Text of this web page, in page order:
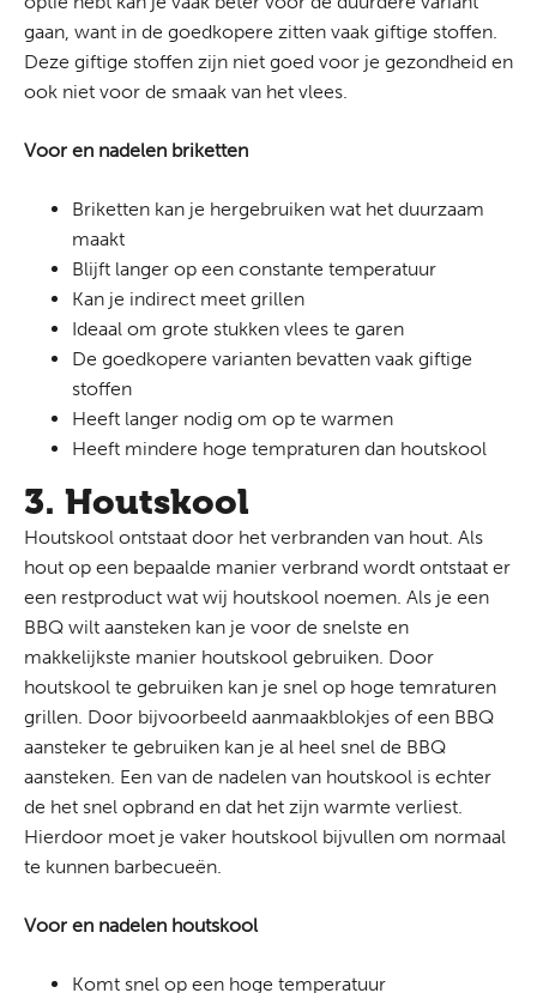
gaan, want in de goedkopere zitten vaak giftige stoffen.
Deze giftige stoffen zijn niet goed voor je gezondheid en
ook niet voor de smaak van het vlees.
Voor en nadelen briketten
Briketten kan je hergebruiken wat het duurzaam
maakt
Blijft langer op een constante temperatuur
Kan je indirect meet grillen
Ideaal om grote stukken vlees te garen
De goedkopere varianten bevatten vaak giftige
stoffen
Heeft langer nodig om op te warmen
Heeft mindere hoge tempraturen dan houtskool
3. Houtskool
Houtskool ontstaat door het verbranden van hout. Als
hout op een bepaalde manier verbrand wordt ontstaat er
een restproduct wat wij houtskool noemen. Als je een
BBQ wilt aansteken kan je voor de snelste en
makkelijkste manier houtskool gebruiken. Door
houtskool te gebruiken kan je snel op hoge temraturen
grillen. Door bijvoorbeeld aanmaakblokjes of een BBQ
aansteker te gebruiken kan je al heel snel de BBQ
aansteken. Een van de nadelen van houtskool is echter
de het snel opbrand en dat het zijn warmte verliest.
Hierdoor moet je vaker houtskool bijvullen om normaal
te kunnen barbecueën.
Voor en nadelen houtskool
Komt snel op een hoge temperatuur